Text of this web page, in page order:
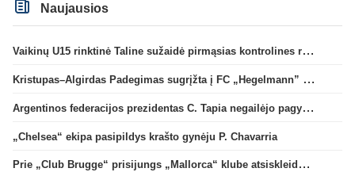
Naujausios
Vaikinų U15 rinktinė Taline sužaidė pirmąsias kontrolines rungtynes
Kristupas–Algirdas Padegimas sugrįžta į FC „Hegelmann” B sudėtį
Argentinos federacijos prezidentas C. Tapia negailėjo pagyrų G. Infantino
„Chelsea“ ekipa pasipildys krašto gynėju P. Chavarria
Prie „Club Brugge“ prisijungs „Mallorca“ klube atsiskleidęs J. Virgili